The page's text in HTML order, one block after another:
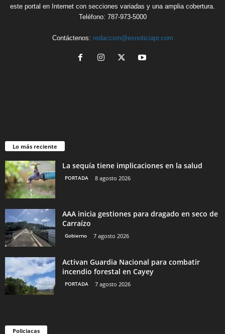
este portal en Internet con secciones variadas y una amplia cobertura.
Teléfono: 787-973-5000
Contáctenos: redaccion@esnoticiapr.com
Lo más reciente
La sequía tiene implicaciones en la salud
PORTADA 8 agosto 2026
AAA inicia gestiones para dragado en seco de
Carraízo
Gobierno 7 agosto 2026
Activan Guardia Nacional para combatir
incendio forestal en Cayey
PORTADA 7 agosto 2026
Policiacas